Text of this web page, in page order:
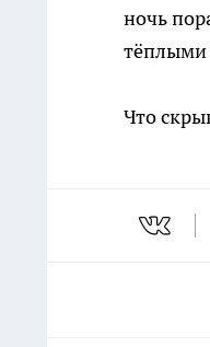
ночь
Что